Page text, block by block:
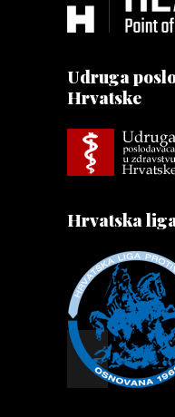
Udruga
Hrvatske
Hrvatska